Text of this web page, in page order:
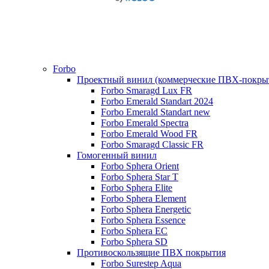
Forbo
Проектный винил (коммерческие ПВХ-
Forbo Smaragd Lux FR
Forbo Emerald Standart 2024
Forbo Emerald Standart new
Forbo Emerald Spectra
Forbo Emerald Wood FR
Forbo Smaragd Classic FR
Гомогенный винил
Forbo Sphera Orient
Forbo Sphera Star T
Forbo Sphera Elite
Forbo Sphera Element
Forbo Sphera Energetic
Forbo Sphera Essence
Forbo Sphera EC
Forbo Sphera SD
Противоскользящие ПВХ покрытия
Forbo Surestep Aqua